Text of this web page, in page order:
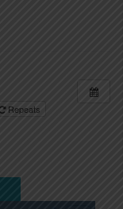
Repeats